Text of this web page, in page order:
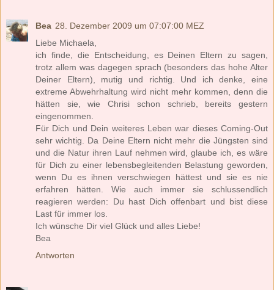
Bea 28. Dezember 2009 um 07:07:00 MEZ
Liebe Michaela,
ich finde, die Entscheidung, es Deinen Eltern zu sagen,
trotz allem was dagegen sprach (besonders das hohe Alter
Deiner Eltern), mutig und richtig. Und ich denke, eine
extreme Abwehrhaltung wird nicht mehr kommen, denn die
hätten sie, wie Chrisi schon schrieb, bereits gestern
eingenommen.
Für Dich und Dein weiteres Leben war dieses Coming-Out
sehr wichtig. Da Deine Eltern nicht mehr die Jüngsten sind
und die Natur ihren Lauf nehmen wird, glaube ich, es wäre
für Dich zu einer lebensbegleitenden Belastung geworden,
wenn Du es ihnen verschwiegen hättest und sie es nie
erfahren hätten. Wie auch immer sie schlussendlich
reagieren werden: Du hast Dich offenbart und bist diese
Last für immer los.
Ich wünsche Dir viel Glück und alles Liebe!
Bea
Antworten